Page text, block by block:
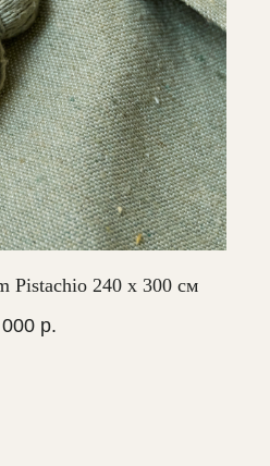
Pistachio 240 х 300 см
р.